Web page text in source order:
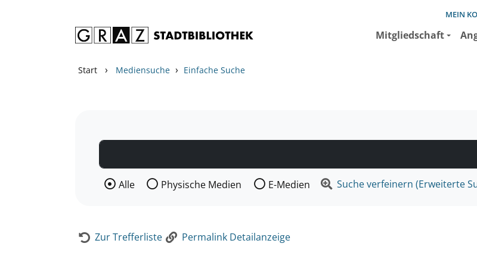
MEIN
Mitgliedschaft
Start › Mediensuche › Einfache Suche
Wählen Sie die Medienart nach der Sie suchen wollen.
Alle Physische Medien E-Medien Suche verfeinern (Erweiterte
Zur Trefferliste Permalink Detailanzeige